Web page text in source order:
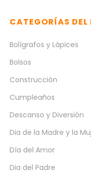
CATEGORÍAS
Bolígrafos y Lápices
Bolsos
Construcción
Cumpleaños
Descanso y Diversión
Dia de la Madre y la
Día del Amor
Dia del Padre